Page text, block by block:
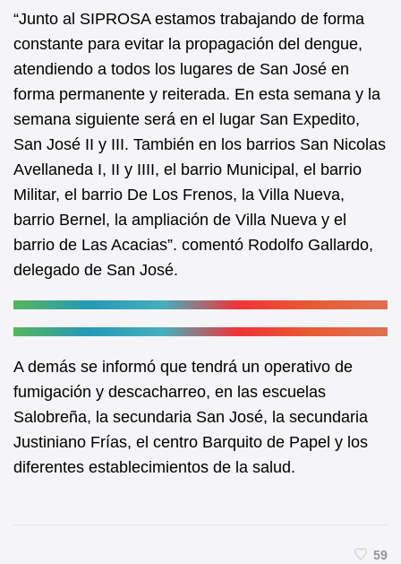
“Junto al SIPROSA estamos trabajando de forma
constante para evitar la propagación del dengue,
atendiendo a todos los lugares de San José en
forma permanente y reiterada. En esta semana y la
semana siguiente será en el lugar San Expedito,
San José II y III. También en los barrios San Nicolas
Avellaneda I, II y IIII, el barrio Municipal, el barrio
Militar, el barrio De Los Frenos, la Villa Nueva,
barrio Bernel, la ampliación de Villa Nueva y el
barrio de Las Acacias”. comentó Rodolfo Gallardo,
delegado de San José.
A demás se informó que tendrá un operativo de
fumigación y descacharreo, en las escuelas
Salobreña, la secundaria San José, la secundaria
Justiniano Frías, el centro Barquito de Papel y los
diferentes establecimientos de la salud.
59